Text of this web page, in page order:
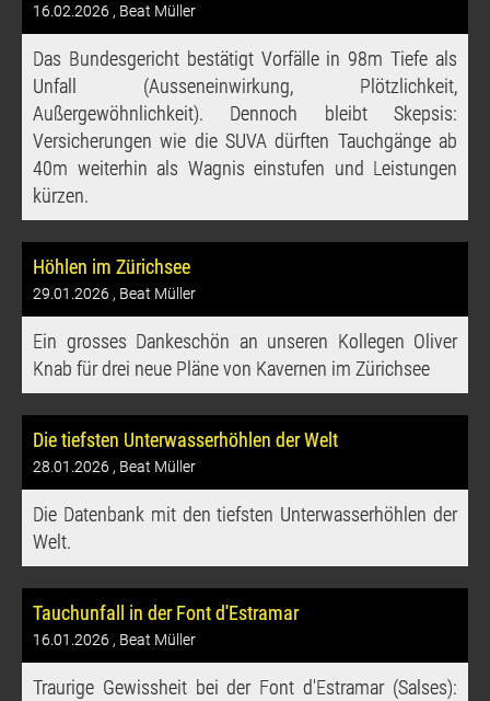
16.02.2026 , Beat Müller
Das Bundesgericht bestätigt Vorfälle in 98m Tiefe als
Unfall (Ausseneinwirkung, Plötzlichkeit,
Außergewöhnlichkeit). Dennoch bleibt Skepsis:
Versicherungen wie die SUVA dürften Tauchgänge ab
40m weiterhin als Wagnis einstufen und Leistungen
kürzen.
Höhlen im Zürichsee
29.01.2026 , Beat Müller
Ein grosses Dankeschön an unseren Kollegen Oliver
Knab für drei neue Pläne von Kavernen im Zürichsee
Die tiefsten Unterwasserhöhlen der Welt
28.01.2026 , Beat Müller
Die Datenbank mit den tiefsten Unterwasserhöhlen der
Welt.
Tauchunfall in der Font d'Estramar
16.01.2026 , Beat Müller
Traurige Gewissheit bei der Font d'Estramar (Salses):